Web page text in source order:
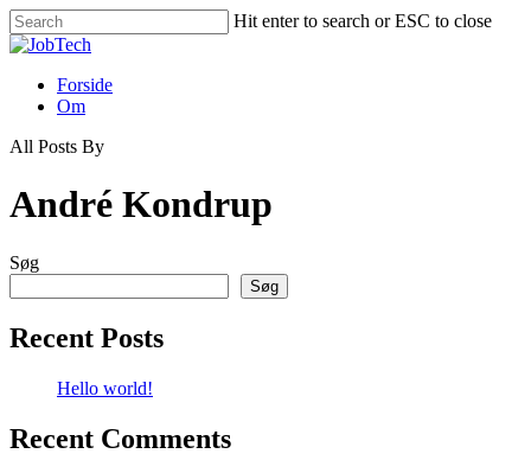
Skip
to
content
Hit enter to search or ESC to close
Close
Menu
Forside
Om
All Posts By
André Kondrup
Søg
Søg
Recent Posts
Hello world!
Recent Comments